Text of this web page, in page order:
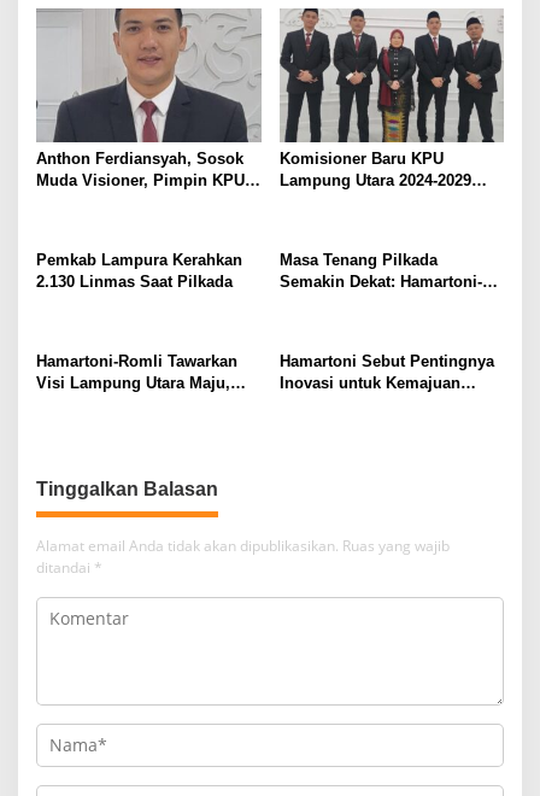
Kondusivitas Jelang Pilkada
2024
Aman dan Sejahtera
Anthon Ferdiansyah, Sosok
Muda Visioner, Pimpin KPU
Komisioner Baru KPU
Lampung Utara 2024-2029
Pemkab Lampura Kerahkan
2.130 Linmas Saat Pilkada
Masa Tenang Pilkada
Semakin Dekat: Hamartoni-
Hamartoni-Romli Tawarkan
Visi Lampung Utara Maju,
Hamartoni Sebut Pentingnya
Inovasi untuk Kemajuan
Tinggalkan Balasan
Alamat email Anda tidak akan dipublikasikan. Ruas yang wajib
ditandai *